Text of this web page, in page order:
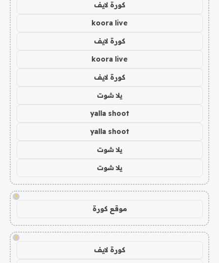
كورة لايف
koora live
كورة لايف
koora live
كورة لايف
يلا شوت
yalla shoot
yalla shoot
يلا شوت
يلا شوت
!
موقع كورة
!
كورة لايف